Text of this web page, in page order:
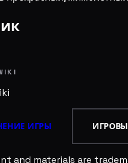
ИГРЫ
and materials are